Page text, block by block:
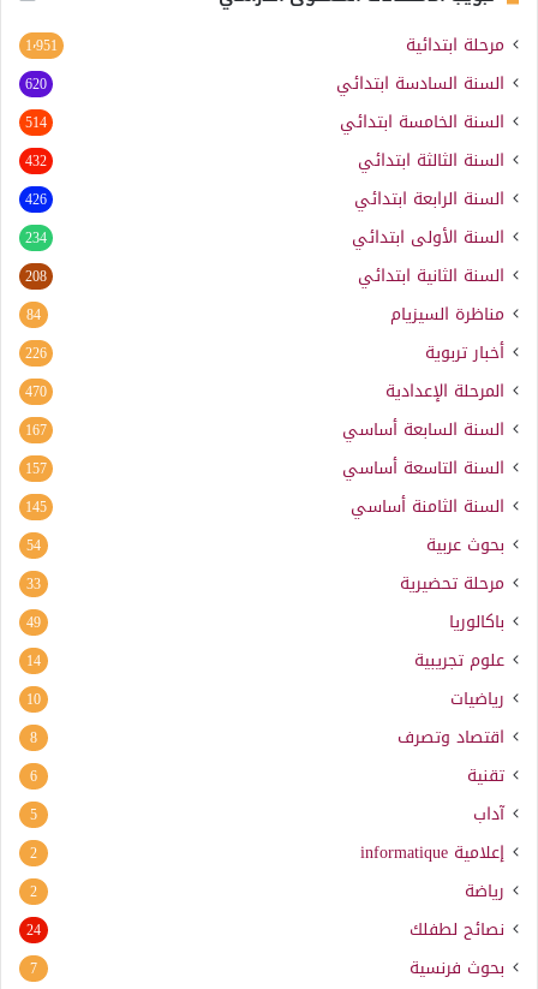
مرحلة ابتدائية 1٬951
السنة السادسة ابتدائي 620
السنة الخامسة ابتدائي 514
السنة الثالثة ابتدائي 432
السنة الرابعة ابتدائي 426
السنة الأولى ابتدائي 234
السنة الثانية ابتدائي 208
مناظرة السيزيام 84
أخبار تربوية 226
المرحلة الإعدادية 470
السنة السابعة أساسي 167
السنة التاسعة أساسي 157
السنة الثامنة أساسي 145
بحوث عربية 54
مرحلة تحضيرية 33
باكالوريا 49
علوم تجريبية 14
رياضيات 10
اقتصاد وتصرف 8
تقنية 6
آداب 5
إعلامية informatique
2
رياضة 2
نصائح لطفلك 24
بحوث فرنسية 7